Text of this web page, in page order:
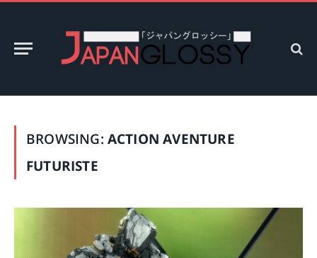
BROWSING: ACTION AVENTURE
FUTURISTE